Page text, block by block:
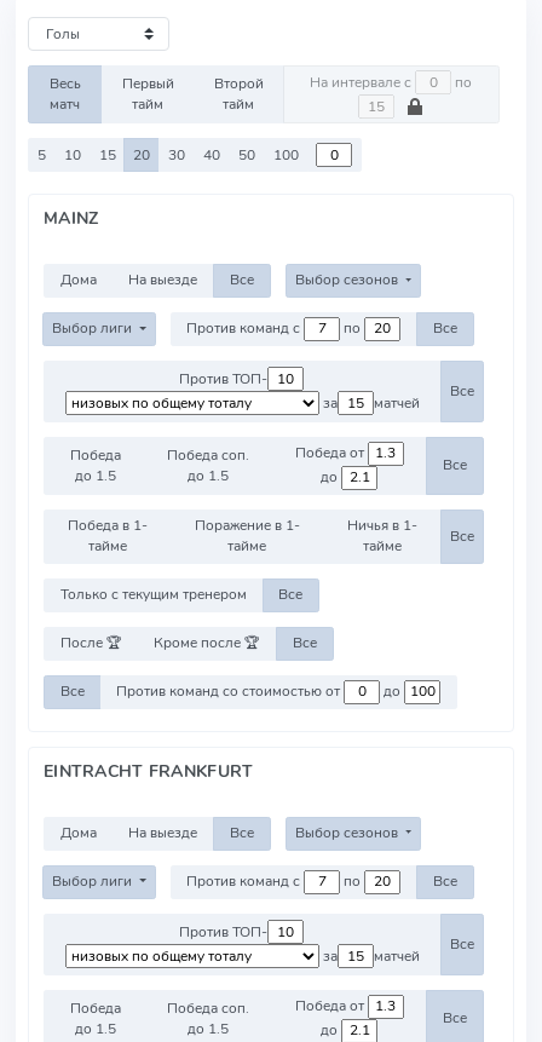
Весь
матч
Первый
тайм
Второй
тайм
На интервале с по
5 10 15 20 30 40 50 100
MAINZ
Дома На выезде Все Выбор сезонов
Выбор лиги Против команд с по Все
Против ТОП-
за
матчей
Все
Победа
до 1.5
Победа соп.
до 1.5
Победа от
до
Все
Победа в 1-
тайме
Поражение в 1-
тайме
Ничья в 1-
тайме
Все
Только с текущим тренером Все
После 🏆 Кроме после 🏆 Все
Все Против команд со стоимостью от до
EINTRACHT FRANKFURT
Дома На выезде Все Выбор сезонов
Выбор лиги Против команд с по Все
Против ТОП-
за
матчей
Все
Победа
до 1.5
Победа соп.
до 1.5
Победа от
до
Все